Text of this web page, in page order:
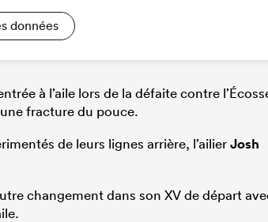
données
à l’aile lors de la défaite contre
fracture du pouce.
de leurs lignes arrière, l’ailierJosh
changement dans son XV de départ